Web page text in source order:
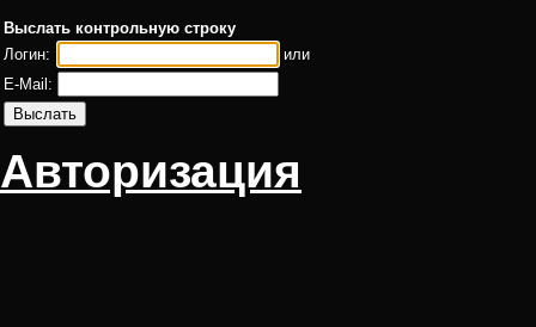
Выслать контрольную строку
Логин:
или
E-Mail:
Авторизация